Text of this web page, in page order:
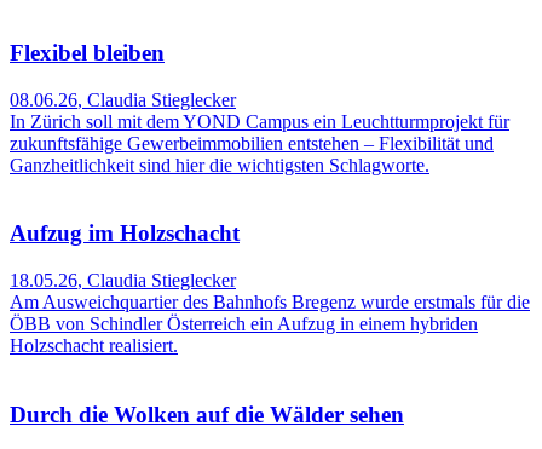
Flexibel bleiben
08.06.26, Claudia Stieglecker
In Zürich soll mit dem YOND Campus ein Leuchtturmprojekt für
zukunftsfähige Gewerbeimmobilien entstehen – Flexibilität und
Ganzheitlichkeit sind hier die wichtigsten Schlagworte.
Aufzug im Holzschacht
18.05.26, Claudia Stieglecker
Am Ausweichquartier des Bahnhofs Bregenz wurde erstmals für die
ÖBB von Schindler Österreich ein Aufzug in einem hybriden
Holzschacht realisiert.
Durch die Wolken auf die Wälder sehen